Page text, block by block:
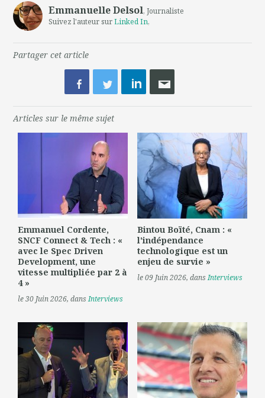
Emmanuelle Delsol, Journaliste
Suivez l'auteur surLinked In,
Partager cet article
Articles sur le même sujet
Emmanuel Cordente,
SNCF Connect & Tech : «
avec le Spec Driven
Development, une
vitesse multipliée par 2 à
4 »
le 30 Juin 2026, dansInterviews
Bintou Boïté, Cnam : «
l'indépendance
technologique est un
enjeu de survie »
le 09 Juin 2026, dansInterviews